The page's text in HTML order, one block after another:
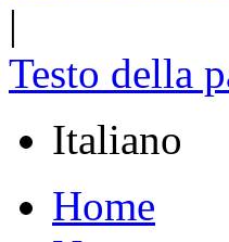
|
Testo della
Italiano
Home